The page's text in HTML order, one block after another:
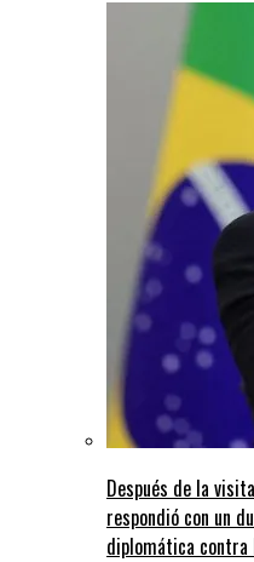
Después de la
respondió con un
diplomática contra